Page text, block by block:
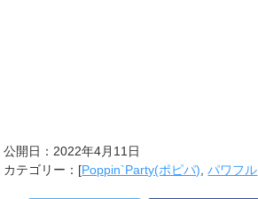
公開日： 2022年4月11日
カテゴリー：[Poppin`Party(ポピパ) ,パワフル